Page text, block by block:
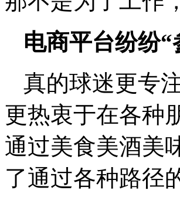
电商平台纷纷
真的球迷更专
更热衷于在各种
通过美食美酒美
了通过各种路径